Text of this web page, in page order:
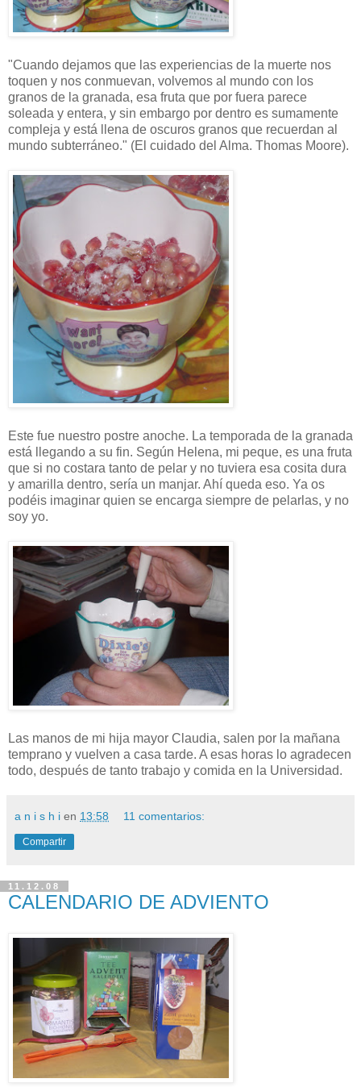
"Cuando dejamos que las experiencias de la muerte nos
toquen y nos conmuevan, volvemos al mundo con los
granos de la granada, esa fruta que por fuera parece
soleada y entera, y sin embargo por dentro es sumamente
compleja y está llena de oscuros granos que recuerdan al
mundo subterráneo." (El cuidado del Alma. Thomas Moore).
Este fue nuestro postre anoche. La temporada de la granada
está llegando a su fin. Según Helena, mi peque, es una fruta
que si no costara tanto de pelar y no tuviera esa cosita dura
y amarilla dentro, sería un manjar. Ahí queda eso. Ya os
podéis imaginar quien se encarga siempre de pelarlas, y no
soy yo.
Las manos de mi hija mayor Claudia, salen por la mañana
temprano y vuelven a casa tarde. A esas horas lo agradecen
todo, después de tanto trabajo y comida en la Universidad.
a n i s h i en 13:58 11 comentarios:
Compartir
11.12.08
CALENDARIO DE ADVIENTO